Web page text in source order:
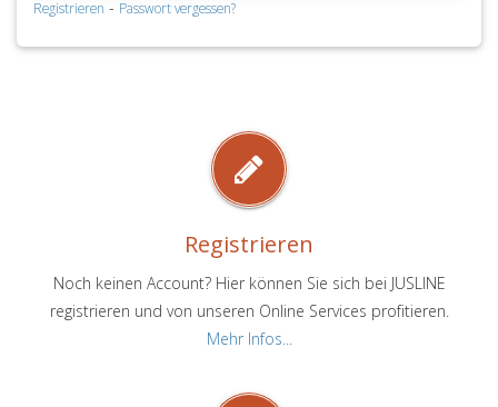
Registrieren - Passwort vergessen?
Registrieren
Noch keinen Account? Hier können Sie sich bei JUSLINE
registrieren und von unseren Online Services profitieren.
Mehr Infos...